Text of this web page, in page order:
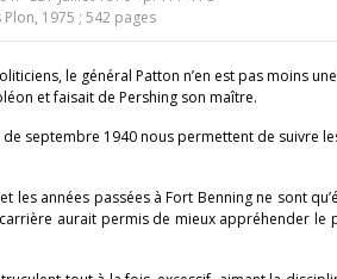
1975 ; 542 pages
le général Patton n’en est pas moins
et faisait de Pershing son maître.
septembre 1940 nous permettent de suivre
les années passées à Fort Benning ne sont
aurait permis de mieux appréhender le